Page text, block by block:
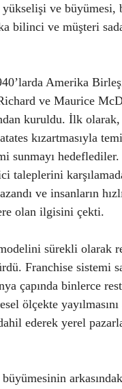
yükselişi ve büyümesi,
bilinci ve müşteri
Amerika
ve Maurice
kuruldu. İlk
kızartmasıyla
sunmayı
taleplerini
ve insanların
olan ilgisini çekti.
sürekli olarak
Franchise sistemi
çapında binlerce
ölçekte yayılmasını
ederek yerel
büyümesinin